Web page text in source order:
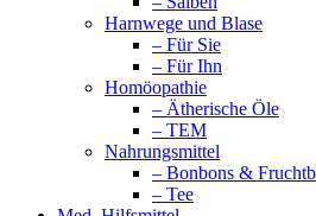
Harnwege und Blase
– Für Sie
– Für Ihn
Homöopathie
– Ätherische Öle
– TEM
Nahrungsmittel
– Bonbons &
– Tee